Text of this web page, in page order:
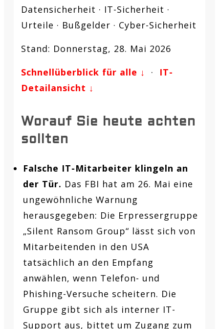
Datensicherheit · IT-Sicherheit ·
Urteile · Bußgelder · Cyber-Sicherheit
Stand: Donnerstag, 28. Mai 2026
Schnellüberblick für alle ↓
· IT-
Detailansicht ↓
Worauf Sie heute achten
sollten
Falsche IT-Mitarbeiter klingeln an
der Tür. Das FBI hat am 26. Mai eine
ungewöhnliche Warnung
herausgegeben: Die Erpressergruppe
„Silent Ransom Group“ lässt sich von
Mitarbeitenden in den USA
tatsächlich an den Empfang
anwählen, wenn Telefon- und
Phishing-Versuche scheitern. Die
Gruppe gibt sich als interner IT-
Support aus, bittet um Zugang zum